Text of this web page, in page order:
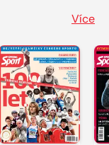
Více